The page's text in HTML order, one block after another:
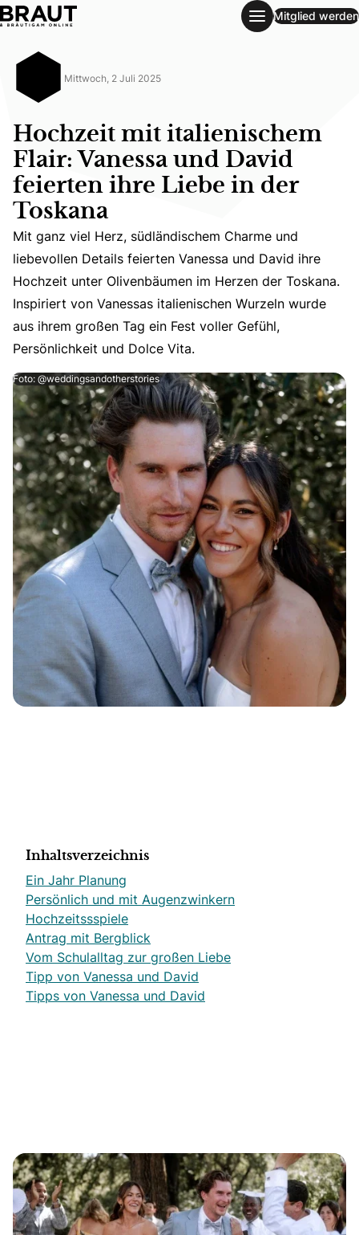
Hochzeit mit italienischem Flair: Vanessa und David
Mitglied werden
Mittwoch, 2 Juli 2025
Hochzeit mit italienischem
Flair: Vanessa und David
feierten ihre Liebe in der
Toskana
Mit ganz viel Herz, südländischem Charme und
Mit ganz viel Herz, südländischem Charme und
liebevollen Details feierten Vanessa und David ihre
Hochzeit unter Olivenbäumen im Herzen der Toskana.
Inspiriert von Vanessas italienischen Wurzeln wurde
aus ihrem großen Tag ein Fest voller Gefühl,
Persönlichkeit und Dolce Vita.
Foto: @weddingsandotherstories
Inhaltsverzeichnis
Ein Jahr Planung
Persönlich und mit Augenzwinkern
Hochzeitssspiele
Antrag mit Bergblick
Vom Schulalltag zur großen Liebe
Tipp von Vanessa und David
Tipps von Vanessa und David